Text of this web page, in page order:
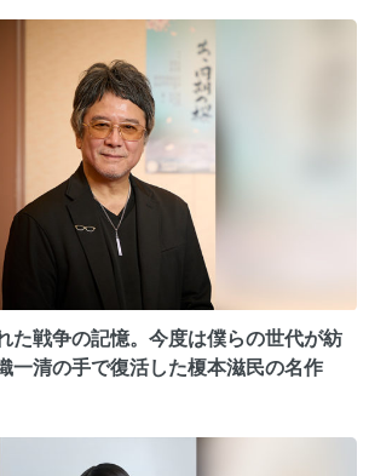
た戦争の記憶。今度は僕らの世代が紡
清の手で復活した榎本滋民の名作